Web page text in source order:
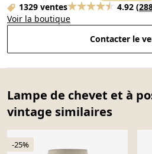
1329 ventes
4.92 (
Voir la boutique
Contacter le
Lampe de chevet et à
vintage similaires
-25%